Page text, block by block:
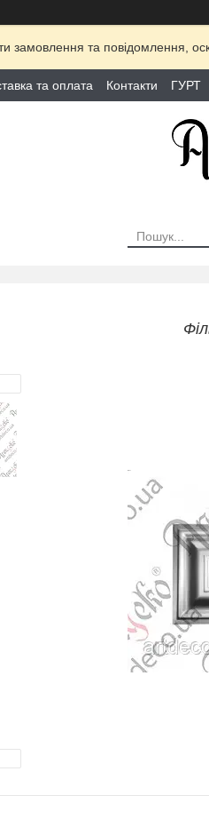
та повідомлення,
та оплата Контакти ГУРТ